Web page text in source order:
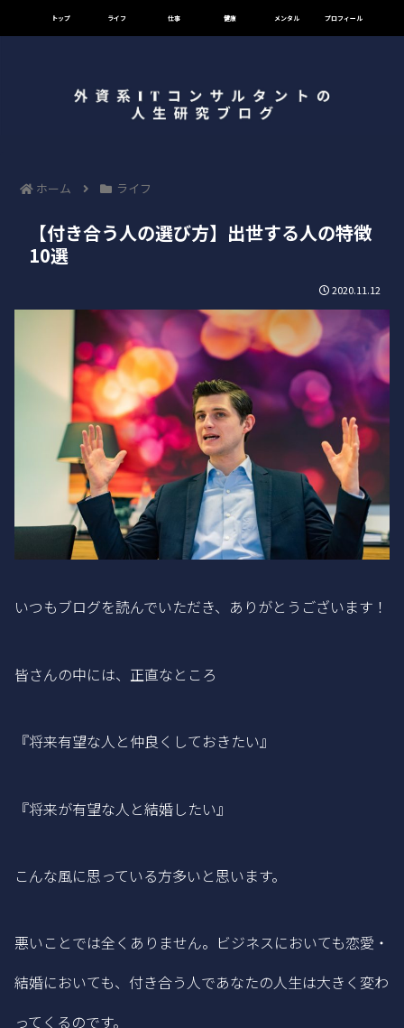
トップ ライフ 仕事 健康 メンタル プロフィール
ホーム ライフ
【付き合う人の選び方】出世する人の特徴
10選
2020.11.12
いつもブログを読んでいただき、ありがとうございます！
皆さんの中には、正直なところ
『将来有望な人と仲良くしておきたい』
『将来が有望な人と結婚したい』
こんな風に思っている方多いと思います。
悪いことでは全くありません。ビジネスにおいても恋愛・
結婚においても、付き合う人であなたの人生は大きく変わ
ってくるのです。